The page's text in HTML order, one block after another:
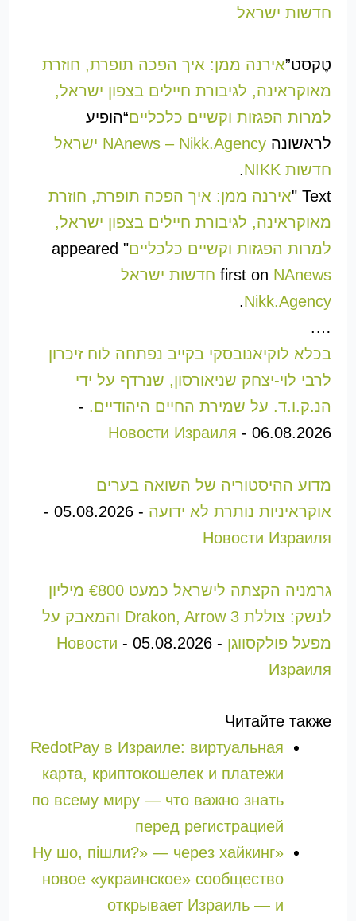
חדשות ישראל
טֶקסט”אירנה ממן: איך הפכה תופרת, חוזרת
מאוקראינה, לגיבורת חיילים בצפון ישראל,
למרות הפגזות וקשיים כלכליים“הופיע
לראשונה
NAnews – Nikk.Agency ישראל
חדשות NIKK
.
Text " אירנה ממן: איך הפכה תופרת, חוזרת
מאוקראינה, לגיבורת חיילים בצפון ישראל,
למרות הפגזות וקשיים כלכליים
" appeared
first onNAnews חדשות ישראל
Nikk.Agency
.
….
בכלא לוקיאנובסקי בקייב נפתחה לוח זיכרון
לרבי לוי-יצחק שניאורסון, שנרדף על ידי
הנ.ק.ו.ד. על שמירת החיים היהודיים. -
06.08.2026
-
Новости Израиля
מדוע ההיסטוריה של השואה בערים
אוקראיניות נותרת לא ידועה -
05.08.2026
-
Новости Израиля
גרמניה הקצתה לישראל כמעט €800 מיליון
לנשק: צוללת Drakon, Arrow 3 והמאבק על
מפעל פולקסווגן -
05.08.2026
-
Новости
Израиля
Читайте также
RedotPay в Израиле: виртуальная
карта, криптокошелек и платежи
по всему миру — что важно знать
перед регистрацией
«Ну шо, пішли?» — через хайкинг
новое «украинское» сообщество
открывает Израиль — и